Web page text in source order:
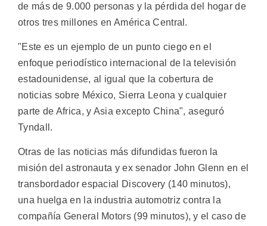
de más de 9.000 personas y la pérdida del hogar de
otros tres millones en América Central.
"Este es un ejemplo de un punto ciego en el
enfoque periodístico internacional de la televisión
estadounidense, al igual que la cobertura de
noticias sobre México, Sierra Leona y cualquier
parte de Africa, y Asia excepto China", aseguró
Tyndall.
Otras de las noticias más difundidas fueron la
misión del astronauta y ex senador John Glenn en el
transbordador espacial Discovery (140 minutos),
una huelga en la industria automotriz contra la
compañía General Motors (99 minutos), y el caso de